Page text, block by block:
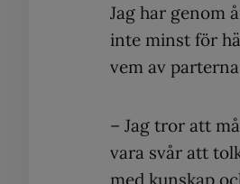
Jag har genom
inte minst för
vem av
– Jag tror att
vara svår att
med kunskap